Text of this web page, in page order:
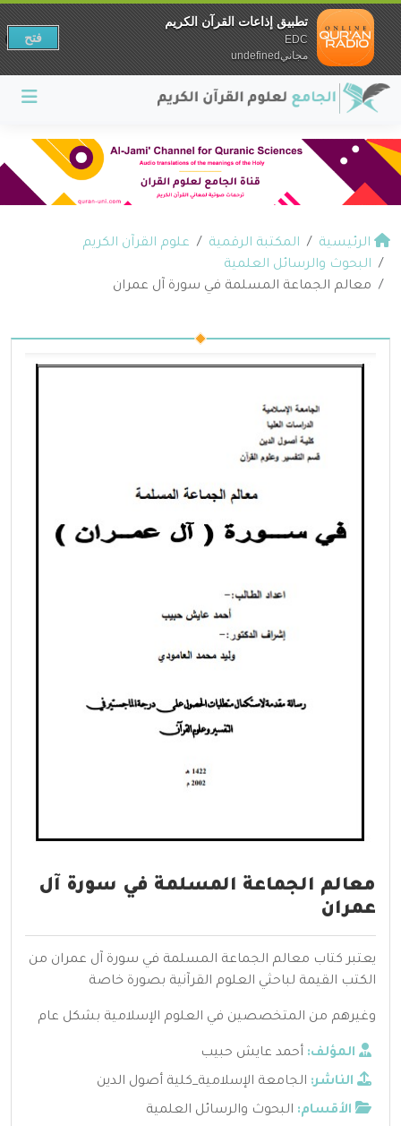
الرئيسية المكتبة الرقمية
علوم القرآن الكريم
البحوث والرسائل العلمية
معالم الجماعة المسلمة في سورة آل عمران
معالم الجماعة المسلمة في سورة آل
عمران
يعتبر كتاب معالم الجماعة المسلمة في سورة آل عمران من
الكتب القيمة لباحثي العلوم القرآنية بصورة خاصة
وغيرهم من المتخصصين في العلوم الإسلامية بشكل عام
المؤلف: أحمد عايش حبيب
الناشر: الجامعة الإسلامية_كلية أصول الدين
الأقسام: البحوث والرسائل العلمية
تطبيق إذاعات القرآن الكريم
EDC
مجانيundefined
فتح